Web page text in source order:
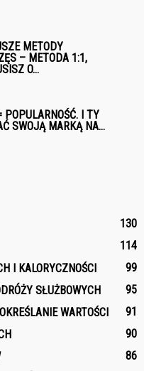
METODY
– METODA 1:1,
O...
POPULARNOŚĆ. I TY
SWOJĄ MARKĄ NA...
130
114
I KALORYCZNOŚCI
99
SŁUŻBOWYCH
95
WARTOŚCI
91
90
86